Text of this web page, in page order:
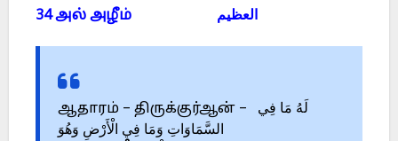
ஆதாரம் – திருக்குர்ஆன் – لَهُ مَا فِي
السَّمَاوَاتِ وَمَا فِي الْأَرْضِ وَهُوَ